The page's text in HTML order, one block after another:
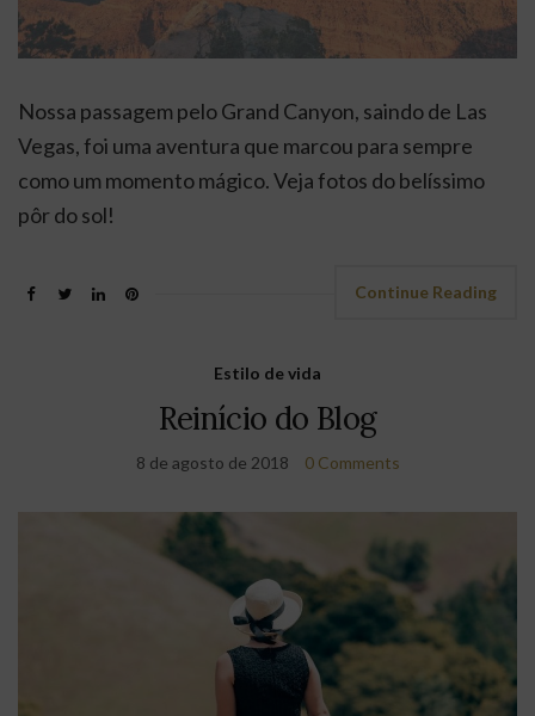
Nossa passagem pelo Grand Canyon, saindo de Las
Vegas, foi uma aventura que marcou para sempre
como um momento mágico. Veja fotos do belíssimo
pôr do sol!
Continue Reading
Estilo de vida
Reinício do Blog
8 de agosto de 2018 0 Comments